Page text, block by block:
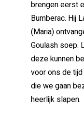
brengen eerst
Bumberac. Hij
(Maria)
Goulash soep.
deze kunnen
voor ons de
die we gaan
heerlijk slapen.